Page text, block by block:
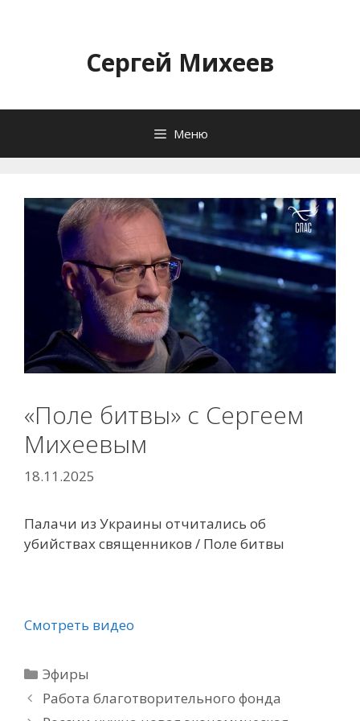
содержимомуСергей Михеев
Меню
«Поле битвы» с Сергеем
Михеевым
18.11.2025
Палачи из Украины отчитались об
убийствах священников / Поле битвы
Смотреть видео
Рубрики
Эфиры
Работа благотворительного фонда